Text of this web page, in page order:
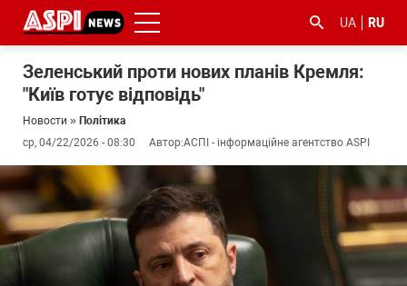
UA RU
Зеленський проти нових планів Кремля:
"Київ готує відповідь"
Новости » Політика
ср, 04/22/2026 - 08:30
Автор:АСПІ - інформаційне агентство ASPI
#ООС
#боротьба
з
корупцією
#гфс #Киев #коронавірус